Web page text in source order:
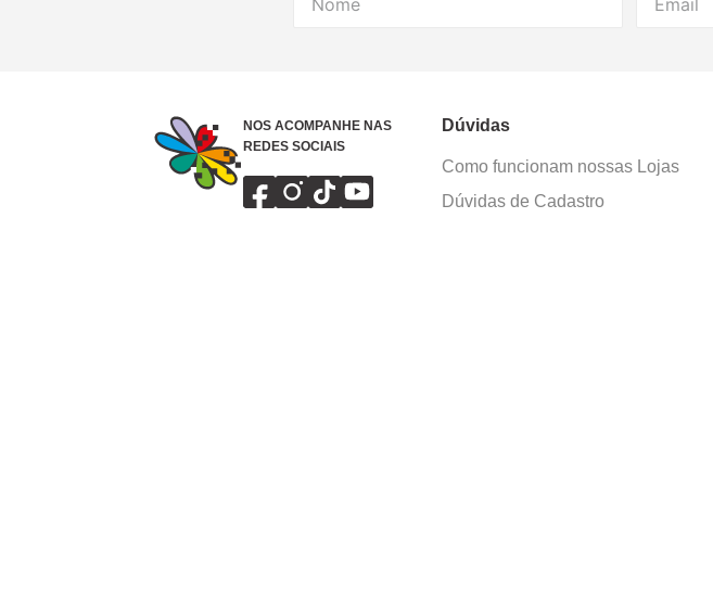
NOS ACOMPANHE NAS
REDES SOCIAIS
Dúvidas
Como funcionam nossas Lojas
Dúvidas de Cadastro